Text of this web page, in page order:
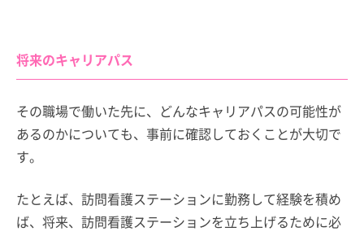
将来のキャリアパス
その職場で働いた先に、どんなキャリアパスの可能性が
あるのかについても、事前に確認しておくことが大切で
す。
たとえば、訪問看護ステーションに勤務して経験を積め
ば、将来、訪問看護ステーションを立ち上げるために必